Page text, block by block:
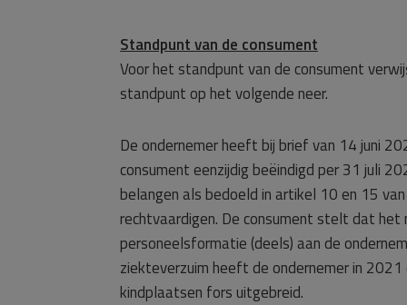
Standpunt van de consument
Voor het standpunt van de consument
standpunt op het volgende neer.
De ondernemer heeft bij brief van 14 juni
consument eenzijdig beëindigd per 31 juli
belangen als bedoeld in artikel 10 en 15
rechtvaardigen. De consument stelt dat
personeelsformatie (deels) aan de
ziekteverzuim heeft de ondernemer in
kindplaatsen fors uitgebreid.